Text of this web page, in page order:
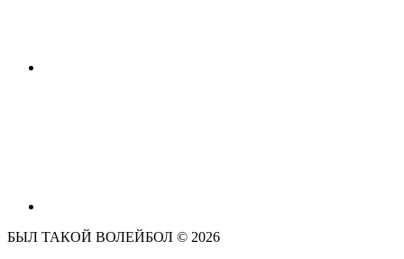
БЫЛ ТАКОЙ ВОЛЕЙБОЛ © 2026